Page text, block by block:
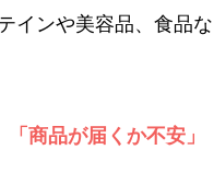
インや美容品、食品な
商品が届くか不安」